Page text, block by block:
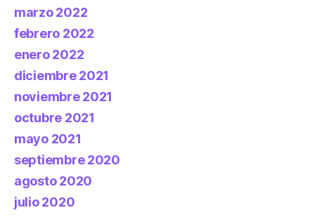
marzo 2022
febrero 2022
enero 2022
diciembre 2021
noviembre 2021
octubre 2021
mayo 2021
septiembre 2020
agosto 2020
julio 2020